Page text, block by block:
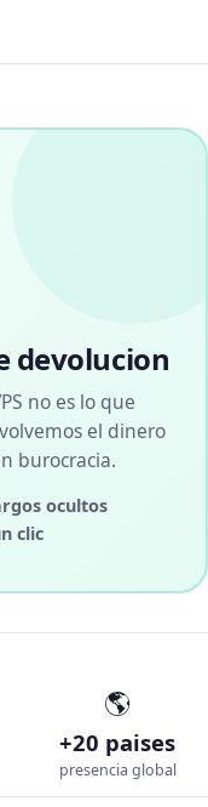
devolucion
no es lo que
el dinero
burocracia.
ocultos
clic
🌎
+20 paises
presencia global